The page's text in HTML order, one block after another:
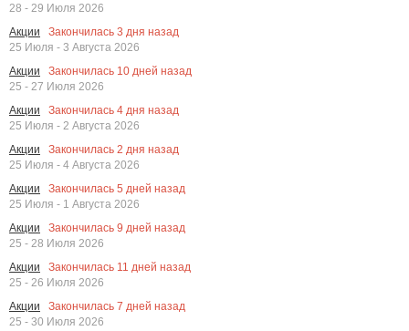
28 - 29 Июля 2026
Акции
Закончилась 3 дня назад
25 Июля - 3 Августа 2026
Акции
Закончилась 10 дней назад
25 - 27 Июля 2026
Акции
Закончилась 4 дня назад
25 Июля - 2 Августа 2026
Акции
Закончилась 2 дня назад
25 Июля - 4 Августа 2026
Акции
Закончилась 5 дней назад
25 Июля - 1 Августа 2026
Акции
Закончилась 9 дней назад
25 - 28 Июля 2026
Акции
Закончилась 11 дней назад
25 - 26 Июля 2026
Акции
Закончилась 7 дней назад
25 - 30 Июля 2026